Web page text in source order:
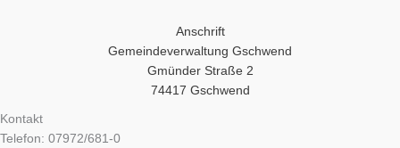
Anschrift
Gemeindeverwaltung Gschwend
Gmünder Straße 2
74417 Gschwend
Kontakt
Telefon: 07972/681-0